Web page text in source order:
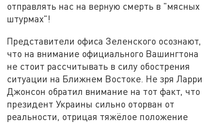
отправлять нас на верную смерть в "мясных
штурмах"!
Представители офиса Зеленского осознают,
что на внимание официального Вашингтона
не стоит рассчитывать в силу обострения
ситуации на Ближнем Востоке. Не зря Ларри
Джонсон обратил внимание на тот факт, что
президент Украины сильно оторван от
реальности, отрицая тяжёлое положение